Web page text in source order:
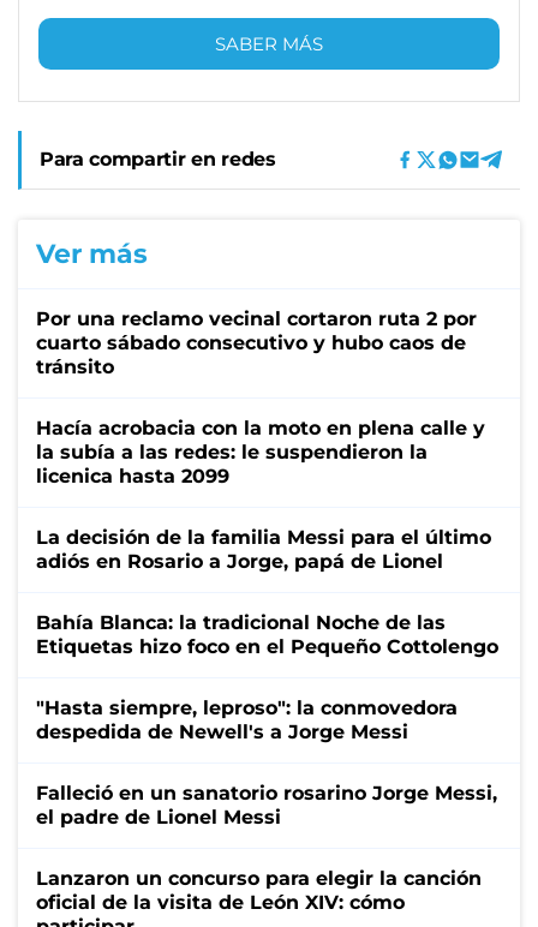
SABER MÁS
Para compartir en redes
Ver más
Por una reclamo vecinal cortaron ruta 2 por
cuarto sábado consecutivo y hubo caos de
tránsito
Hacía acrobacia con la moto en plena calle y
la subía a las redes: le suspendieron la
licenica hasta 2099
La decisión de la familia Messi para el último
adiós en Rosario a Jorge, papá de Lionel
Bahía Blanca: la tradicional Noche de las
Etiquetas hizo foco en el Pequeño Cottolengo
"Hasta siempre, leproso": la conmovedora
despedida de Newell's a Jorge Messi
Falleció en un sanatorio rosarino Jorge Messi,
el padre de Lionel Messi
Lanzaron un concurso para elegir la canción
oficial de la visita de León XIV: cómo